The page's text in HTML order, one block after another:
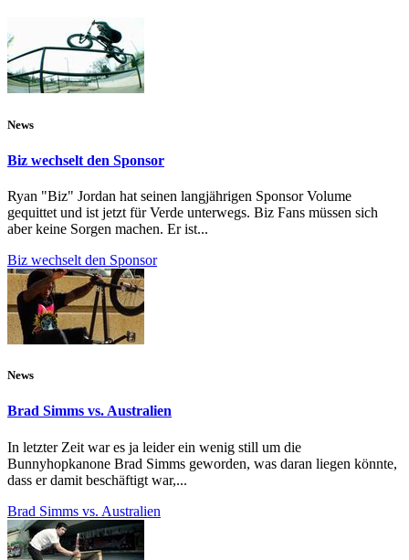
News
Biz wechselt den Sponsor
Ryan "Biz" Jordan hat seinen langjährigen Sponsor Volume
gequittet und ist jetzt für Verde unterwegs. Biz Fans müssen sich
aber keine Sorgen machen. Er ist...
Biz wechselt den Sponsor
News
Brad Simms vs. Australien
In letzter Zeit war es ja leider ein wenig still um die
Bunnyhopkanone Brad Simms geworden, was daran liegen könnte,
dass er damit beschäftigt war,...
Brad Simms vs. Australien